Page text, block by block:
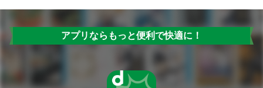
アプリならもっと便利で快適に！